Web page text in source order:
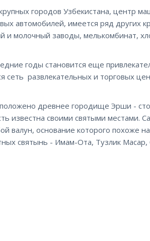
городов Узбекистана, центр
автомобилей, имеется ряд других
и молочный заводы, мелькомбинат,
годы становится еще
сеть развлекательных и торговых
древнее городище Эрши -
известна своими святыми местами.
валун, основание которого похоже
святынь - Имам-Ота, Тузлик